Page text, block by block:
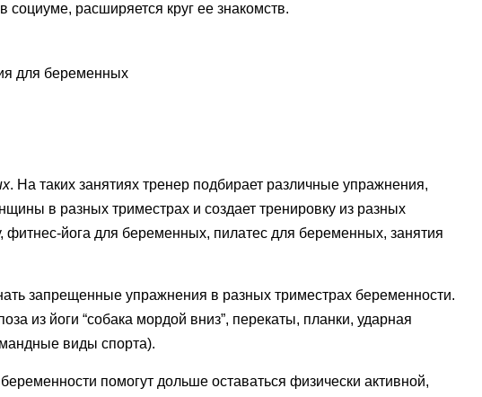
расширяется круг ее знакомств.
. На таких занятиях тренер подбирает различные упражнения,
в разных триместрах и создает тренировку из разных
йога для беременных, пилатес для беременных, занятия
запрещенные упражнения в разных триместрах беременности.
из йоги “собака мордой вниз”, перекаты, планки, ударная
виды спорта).
помогут дольше оставаться физически активной,